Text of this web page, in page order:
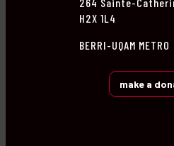
264 Sainte-
H2X 1L4
BERRI-UQAM METRO
make a